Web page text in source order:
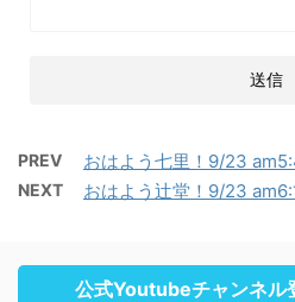
PREV おはよう七里！9/23
NEXT おはよう辻堂！9/23
公式Youtubeチャンネル